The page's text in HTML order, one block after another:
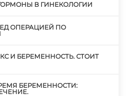
В ГИНЕКОЛОГИИ
ОПЕРАЦИЕЙ ПО
И БЕРЕМЕННОСТЬ. СТОИТ
БЕРЕМЕННОСТИ: